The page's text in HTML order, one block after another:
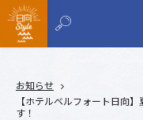
お知らせ
【ホテルベルフォート日向
す！